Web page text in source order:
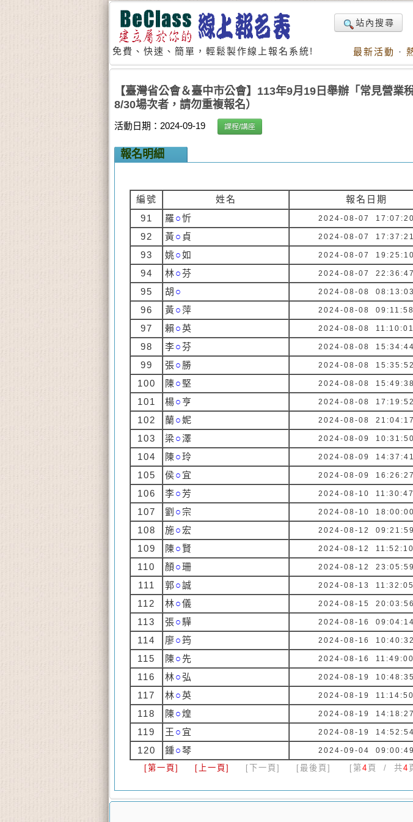
免費、快速、簡單，輕鬆製作線上報名系統!
站內搜尋
最新活動 ·
【臺灣省公會＆臺中市公會】113年9月19日舉辦「常見營
8/30場次者，請勿重複報名）
活動日期：2024-09-19 課程/講座
報名明細
編號 姓名
報名日期
91
羅 ○忻 2024-08-07 17:07:20
92 黃○ 貞 2024-08-07 17:37:21
93 姚 ○如 2024-08-07 19:25:10
94 林○芬 2024-08-07 22:36:47
95 胡 ○ 2024-08-08 08:13:03
96 黃○ 萍 2024-08-08 09:11:58
97 賴 ○英 2024-08-08 11:10:01
98 李○芬 2024-08-08 15:34:44
99 張○ 勝 2024-08-08 15:35:52
100 陳○ 堅 2024-08-08 15:49:38
101 楊○亨 2024-08-08 17:19:52
102 蘭○妮 2024-08-08 21:04:17
103 梁○澤 2024-08-09 10:31:50
104 陳○玲 2024-08-09 14:37:41
105 侯○ 宜 2024-08-09 16:26:27
106 李○ 芳 2024-08-10 11:30:47
107 劉 ○ 宗 2024-08-10 18:00:00
108 施○ 宏 2024-08-12 09:21:59
109 陳○ 賢 2024-08-12 11:52:10
110 顏○珊 2024-08-12 23:05:59
111 郭○誠 2024-08-13 11:32:05
112 林○儀 2024-08-15 20:03:56
113 張○ 驊 2024-08-16 09:04:14
114 廖○筠 2024-08-16 10:40:32
115 陳○ 先 2024-08-16 11:49:00
116 林○ 弘 2024-08-19 10:48:35
117 林○英 2024-08-19 11:14:50
118 陳○煌 2024-08-19 14:18:27
119 王 ○ 宜 2024-08-19 14:52:54
120 鍾○琴 2024-09-04 09:00:49
[第一頁] [上一頁] [下一頁] [最後頁] [第4 頁 / 共4